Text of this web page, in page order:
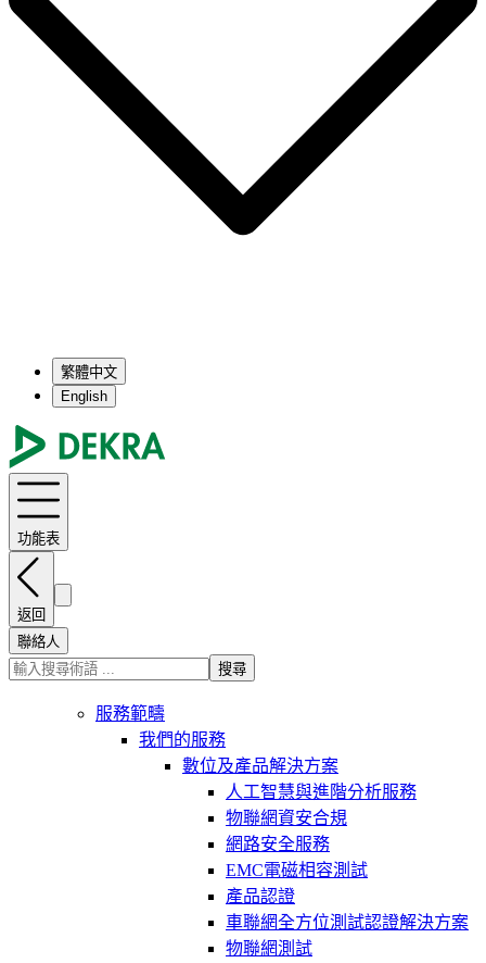
繁體中文
English
功能表
返回
聯絡人
搜尋
服務範疇
我們的服務
數位及產品解決方案
人工智慧與進階分析服務
物聯網資安合規
網路安全服務
EMC電磁相容測試
產品認證
車聯網全方位測試認證解決方案
物聯網測試